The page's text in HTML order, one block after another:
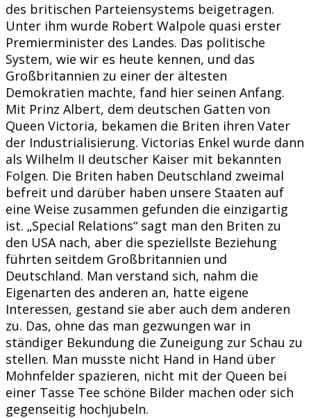
des britischen Parteiensystems beigetragen.
Unter ihm wurde Robert Walpole quasi erster
Premierminister des Landes. Das politische
System, wie wir es heute kennen, und das
Großbritannien zu einer der ältesten
Demokratien machte, fand hier seinen Anfang.
Mit Prinz Albert, dem deutschen Gatten von
Queen Victoria, bekamen die Briten ihren Vater
der Industrialisierung. Victorias Enkel wurde dann
als Wilhelm II deutscher Kaiser mit bekannten
Folgen. Die Briten haben Deutschland zweimal
befreit und darüber haben unsere Staaten auf
eine Weise zusammen gefunden die einzigartig
ist. „Special Relations“ sagt man den Briten zu
den USA nach, aber die speziellste Beziehung
führten seitdem Großbritannien und
Deutschland. Man verstand sich, nahm die
Eigenarten des anderen an, hatte eigene
Interessen, gestand sie aber auch dem anderen
zu. Das, ohne das man gezwungen war in
ständiger Bekundung die Zuneigung zur Schau zu
stellen. Man musste nicht Hand in Hand über
Mohnfelder spazieren, nicht mit der Queen bei
einer Tasse Tee schöne Bilder machen oder sich
gegenseitig hochjubeln.